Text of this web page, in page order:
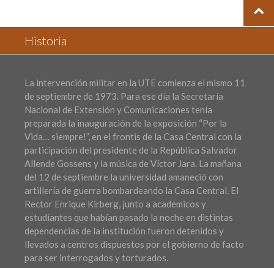
Historia
La intervención militar en la UTE comienza el mismo 11
de septiembre de 1973. Para ese día la Secretaría
Nacional de Extensión y Comunicaciones tenía
preparada la inauguración de la exposición “Por la
Vida… siempre!”, en el frontis de la Casa Central con la
participación del presidente de la República Salvador
Allende Gossens y la música de Víctor Jara. La mañana
del 12 de septiembre la universidad amaneció con
artillería de guerra bombardeando la Casa Central. El
Rector Enrique Kirberg, junto a académicos y
estudiantes que habían pasado la noche en distintas
dependencias de la institución fueron detenidos y
llevados a centros dispuestos por el gobierno de facto
para ser interrogados y torturados.